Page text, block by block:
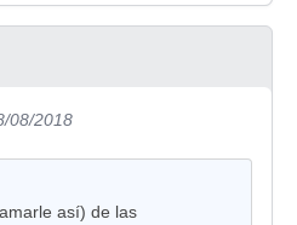
08/2018
así) de las